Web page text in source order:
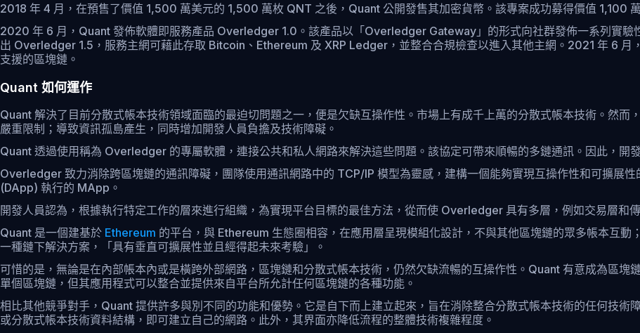
2018 年 4 月，在預售了價值 1,500 萬美元的 1,500 萬枚 QNT 之後，Quant 公開發售其加密貨幣。該專案成功募得價值 1,100
2020 年 6 月，Quant 發佈軟體即服務產品 Overledger 1.0。該產品以「Overledger Gateway」的形式向社群發佈一系列實驗
出 Overledger 1.5，服務主網可藉此存取 Bitcoin、Ethereum 及 XRP Ledger，並整合合規檢查以進入其他主網。2021 年 6
支援的區塊鏈。
Quant 如何運作
Quant 解決了目前分散式帳本技術領域面臨的最迫切問題之一，便是欠缺互操作性。市場上有成千上萬的分散式帳本技術。然而
嚴重限制；導致資訊孤島產生，同時增加開發人員負擔及技術障礙。
Quant 透過使用稱為 Overledger 的專屬軟體，連接公共和私人網路來解決這些問題。該協定可帶來順暢的多鏈通訊。因此，開
Overledger 致力消除跨區塊鏈的通訊障礙，團隊使用通訊網路中的 TCP/IP 模型為靈感，建構一個能夠實現互操作性和可擴展
(DApp) 執行的 MApp。
開發人員認為，根據執行特定工作的層來進行組織，為實現平台目標的最佳方法，從而使 Overledger 具有多層，例如交易層和
Quant 是一個建基於 Ethereum 的平台，與 Ethereum 生態圈相容，在應用層呈現模組化設計，不與其他區塊鏈的眾多帳本互
一種鏈下解決方案，「具有垂直可擴展性並且經得起未來考驗」。
可惜的是，無論是在內部帳本內或是橫跨外部網路，區塊鏈和分散式帳本技術，仍然欠缺流暢的互操作性。Quant 有意成為區塊
單個區塊鏈，但其應用程式可以整合並提供來自平台所允計任何區塊鏈的各種功能。
相比其他競爭對手，Quant 提供許多與別不同的功能和優勢。它是自下而上建立起來，旨在消除整合分散式帳本技術的任何技術
或分散式帳本技術資料結構，即可建立自己的網路。此外，其界面亦降低流程的整體技術複雜程度。